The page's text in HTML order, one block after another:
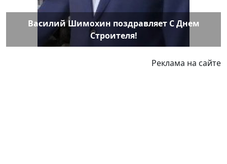
Василий Шимохин поздравляет С Днем
Строителя!
Реклама на сайте